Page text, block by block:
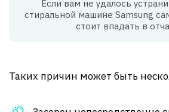
Если вам не удалось
стиральной машине Samsung
стоит впадать в
Таких причин может быть